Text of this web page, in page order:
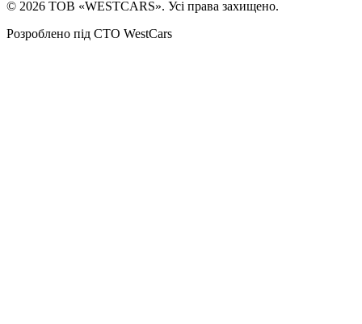
© 2026 ТОВ «WESTCARS». Усі права захищено.
Розроблено під СТО WestCars